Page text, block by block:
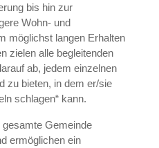
bis hin zur
Wohn- und
möglichst langen Erhalten
zielen alle begleitenden
ab, jedem einzelnen
zu bieten, in dem er/sie
schlagen“ kann.
Gemeinde
ermöglichen ein